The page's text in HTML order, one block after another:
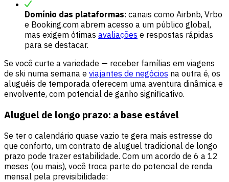
Domínio das plataformas: canais como Airbnb, Vrbo
e Booking.com abrem acesso a um público global,
mas exigem ótimas avaliações e respostas rápidas
para se destacar.
Se você curte a variedade — receber famílias em viagens
de ski numa semana e viajantes de negócios na outra é, os
aluguéis de temporada oferecem uma aventura dinâmica e
envolvente, com potencial de ganho significativo.
Aluguel de longo prazo: a base estável
Se ter o calendário quase vazio te gera mais estresse do
que conforto, um contrato de aluguel tradicional de longo
prazo pode trazer estabilidade. Com um acordo de 6 a 12
meses (ou mais), você troca parte do potencial de renda
mensal pela previsibilidade: